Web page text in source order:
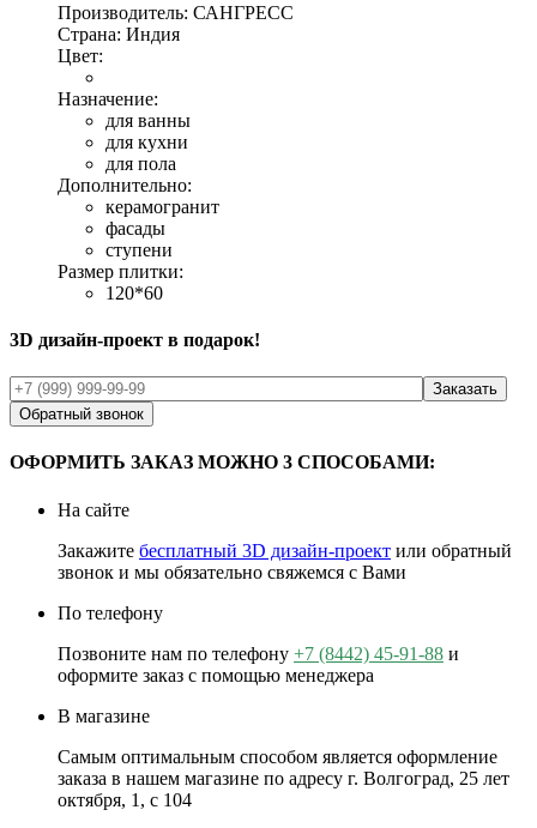
Производитель: САНГРЕСС
Страна: Индия
Цвет:
Назначение:
для ванны
для кухни
для пола
Дополнительно:
керамогранит
фасады
ступени
Размер плитки:
120*60
3D дизайн-проект в подарок!
Обратный звонок
ОФОРМИТЬ ЗАКАЗ МОЖНО 3 СПОСОБАМИ:
На сайте
Закажите бесплатный 3D дизайн-проект или обратный
звонок и мы обязательно свяжемся с Вами
По телефону
Позвоните нам по телефону +7 (8442) 45-91-88 и
оформите заказ с помощью менеджера
В магазине
Самым оптимальным способом является оформление
заказа в нашем магазине по адресу г. Волгоград, 25 лет
октября, 1, с 104